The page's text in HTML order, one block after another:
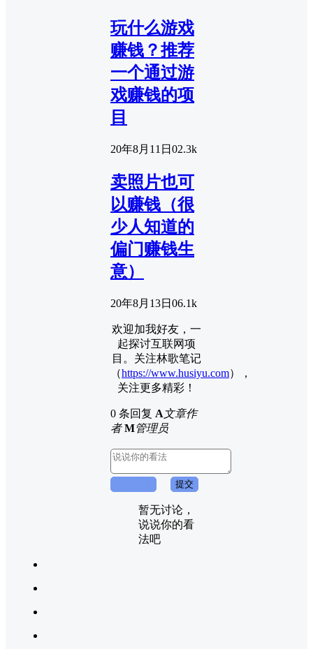
玩什么游戏
赚钱？推荐
一个通过游
戏赚钱的项
目
20年8月11日 02.3k
卖照片也可
以赚钱（很
少人知道的
偏门赚钱生
意）
20年8月13日 06.1k
欢迎加我好友，一
起探讨互联网项
目。关注林歌笔记
（https://www.husiyu.com），
关注更多精彩！
0 条回复 A文章作
者 M管理员
提交
暂无讨论，
说说你的看
法吧